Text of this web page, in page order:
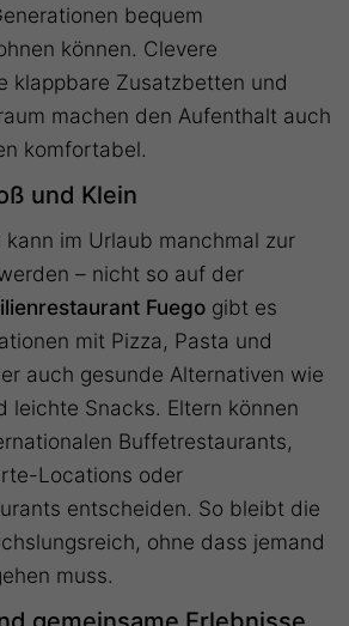
bequem
können. Clevere
klappbare Zusatzbetten und
machen den Aufenthalt auch
komfortabel.
und Klein
kann im Urlaub manchmal zur
– nicht so auf der
Fuego gibt es
mit Pizza, Pasta und
auch gesunde Alternativen wie
leichte Snacks. Eltern können
Buffetrestaurants,
Locations oder
entscheiden. So bleibt die
ohne dass jemand
muss.